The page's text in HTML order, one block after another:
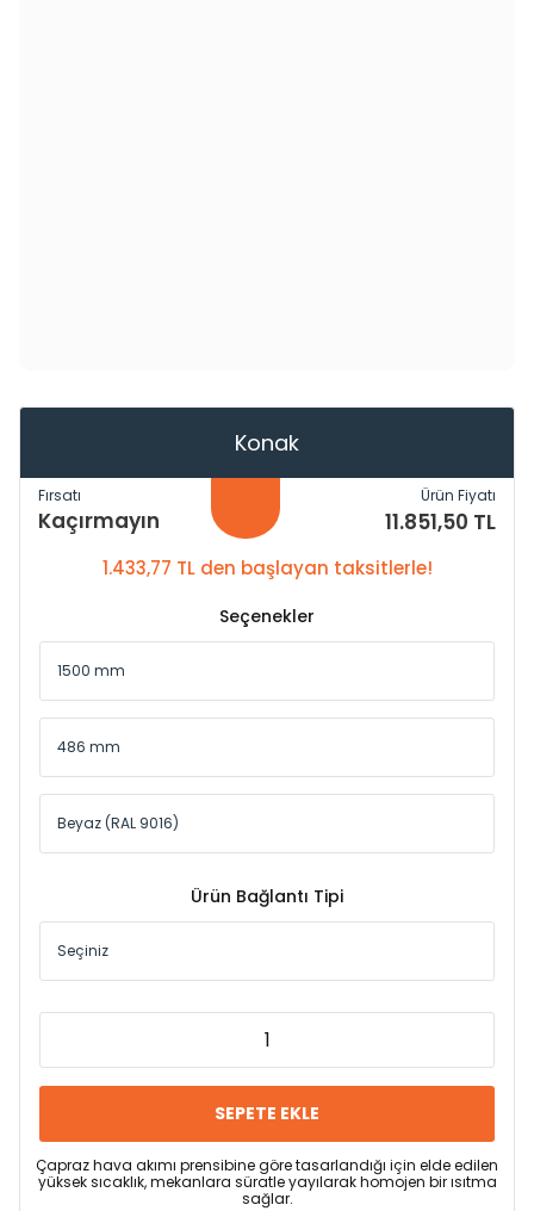
Konak
Fırsatı
Kaçırmayın
Ürün Fiyatı
11.851,50 TL
1.433,77 TL den başlayan taksitlerle!
Seçenekler
Ürün Bağlantı Tipi
SEPETE EKLE
Çapraz hava akımı prensibine göre tasarlandığı için elde edilen
yüksek sıcaklık, mekanlara süratle yayılarak homojen bir ısıtma
sağlar.